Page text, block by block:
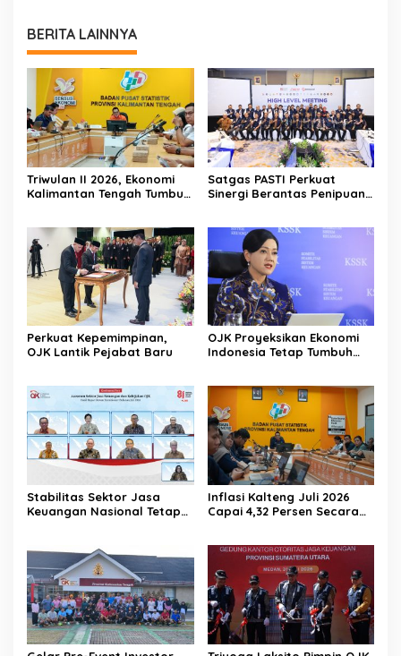
BERITA LAINNYA
Triwulan II 2026, Ekonomi
Kalimantan Tengah Tumbuh
Satgas PASTI Perkuat
Sinergi Berantas Penipuan
Perkuat Kepemimpinan,
OJK Lantik Pejabat Baru
OJK Proyeksikan Ekonomi
Indonesia Tetap Tumbuh
Stabilitas Sektor Jasa
Keuangan Nasional Tetap
Inflasi Kalteng Juli 2026
Capai 4,32 Persen Secara